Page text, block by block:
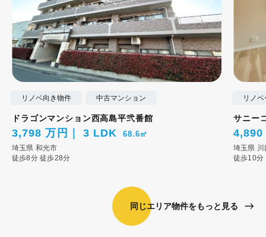
リノベ向き物件 中古マンション
ドラゴンマンション西高島平弐番館
3,798 万円 3 LDK 68.6㎡
埼玉県 和光市
徒歩8分徒歩28分
リノ
サニー
4,890
埼玉県
徒歩10分
同じエリア物件をもっと見る